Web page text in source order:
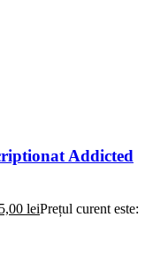
Addicted
leiPrețul curent este: